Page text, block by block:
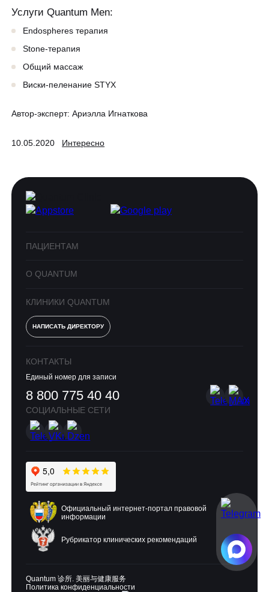
Услуги Quantum Men:
Endospheres терапия
Stone-терапия
Общий массаж
Виски-пеленание STYX
Автор-эксперт:Ариэлла Игнаткова
10.05.2020 Интересно
ПАЦИЕНТАМ
О QUANTUM
КЛИНИКИ QUANTUM
НАПИСАТЬ ДИРЕКТОРУ
КОНТАКТЫ
Единый номер для записи
8 800 775 40 40
СОЦИАЛЬНЫЕ СЕТИ
Официальный интернет-портал правовой
информации
Рубрикатор клинических рекомендаций
Политика конфиденциальности
Quantum 诊所. 美丽与健康服务